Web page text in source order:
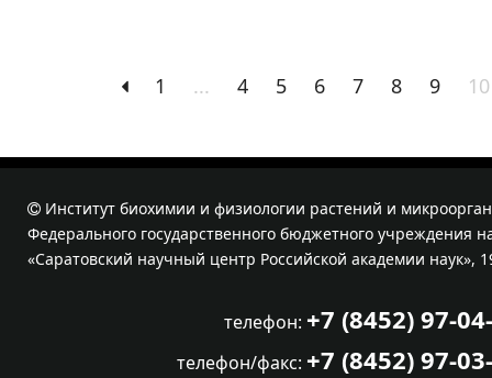
1 ... 4 5 6 7 8 9 10
Институт биохимии и физиологии растений и
Федерального государственного бюджетного учреждения
«Саратовский научный центр Российской академии наук»,
телефон: +7 (8452) 97-
телефон/факс: +7 (8452) 97-